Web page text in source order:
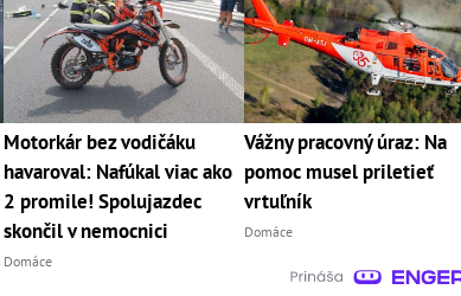
Motorkár bez vodičáku
havaroval: Nafúkal viac ako
2 promile! Spolujazdec
skončil v nemocnici
Domáce
Vážny pracovný úraz: Na
pomoc musel priletieť
vrtuľník
Domáce